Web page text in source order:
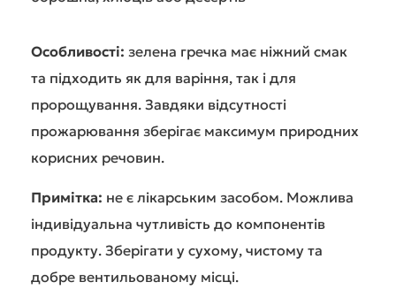
Особливості: зелена гречка має ніжний смак
та підходить як для варіння, так і для
пророщування. Завдяки відсутності
прожарювання зберігає максимум природних
корисних речовин.
Примітка: не є лікарським засобом. Можлива
індивідуальна чутливість до компонентів
продукту. Зберігати у сухому, чистому та
добре вентильованому місці.